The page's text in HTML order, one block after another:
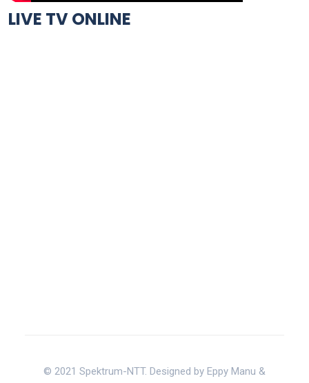
LIVE TV ONLINE
© 2021 Spektrum-NTT. Designed by Eppy Manu &